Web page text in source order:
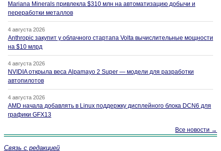
Mariana Minerals привлекла $310 млн на автоматизацию добычи и
переработки металлов
4 августа 2026
Anthropic закупит у облачного стартапа Volta вычислительные мощности
на $10 млрд
4 августа 2026
NVIDIA открыла веса Alpamayo 2 Super — модели для разработки
автопилотов
4 августа 2026
AMD начала добавлять в Linux поддержку дисплейного блока DCN6 для
графики GFX13
Все новости →
Связь с редакцией